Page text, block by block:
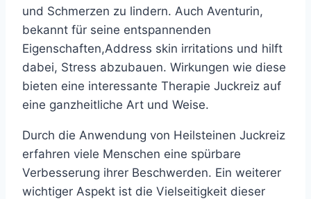
und Schmerzen zu lindern. Auch Aventurin,
bekannt für seine entspannenden
Eigenschaften,Address skin irritations und hilft
dabei, Stress abzubauen. Wirkungen wie diese
bieten eine interessante Therapie Juckreiz auf
eine ganzheitliche Art und Weise.
Durch die Anwendung von Heilsteinen Juckreiz
erfahren viele Menschen eine spürbare
Verbesserung ihrer Beschwerden. Ein weiterer
wichtiger Aspekt ist die Vielseitigkeit dieser